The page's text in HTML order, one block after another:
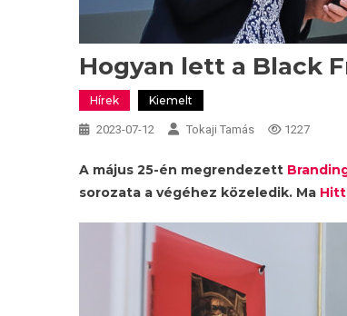
Hogyan lett a Black
Hírek Kiemelt
2023-07-12 Tokaji Tamás 1227
A május 25-én megrendezett
sorozata a végéhez közeledik. Ma